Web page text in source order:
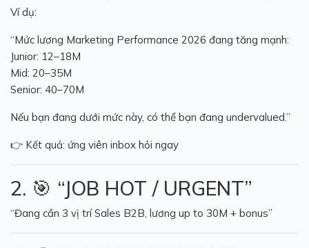
Ví dụ:
“Mức lương Marketing Performance 2026 đang tăng mạnh:
Junior: 12–18M
Mid: 20–35M
Senior: 40–70M
Nếu bạn đang dưới mức này, có thể bạn đang undervalued.”
👉 Kết quả: ứng viên inbox hỏi ngay
2. 🎯 “JOB HOT / URGENT”
“Đang cần 3 vị trí Sales B2B, lương up to 30M + bonus”